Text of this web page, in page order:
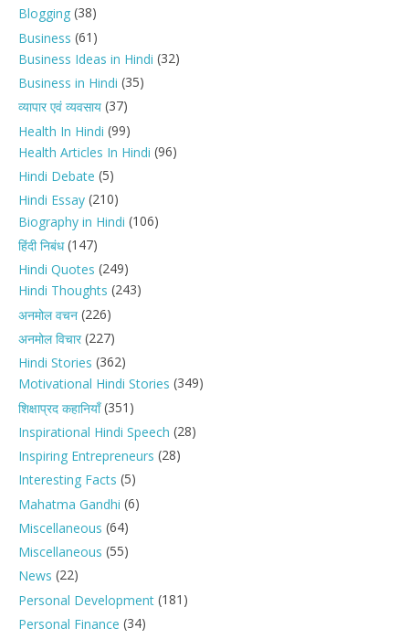
Blogging (38)
Business (61)
Business Ideas in Hindi (32)
Business in Hindi (35)
व्यापार एवं व्यवसाय (37)
Health In Hindi (99)
Health Articles In Hindi (96)
Hindi Debate (5)
Hindi Essay (210)
Biography in Hindi (106)
हिंदी निबंध(147)
Hindi Quotes (249)
Hindi Thoughts (243)
अनमोल वचन (226)
अनमोल विचार(227)
Hindi Stories (362)
Motivational Hindi Stories (349)
शिक्षाप्रद कहानियाँ(351)
Inspirational Hindi Speech (28)
Inspiring Entrepreneurs (28)
Interesting Facts (5)
Mahatma Gandhi (6)
Miscellaneous (64)
Miscellaneous (55)
News (22)
Personal Development (181)
Personal Finance (34)